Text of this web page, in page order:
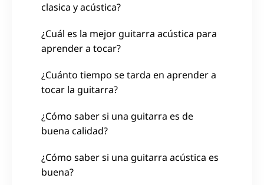
clasica y acústica?
¿Cuál es la mejor guitarra acústica para
aprender a tocar?
¿Cuánto tiempo se tarda en aprender a
tocar la guitarra?
¿Cómo saber si una guitarra es de
buena calidad?
¿Cómo saber si una guitarra acústica es
buena?